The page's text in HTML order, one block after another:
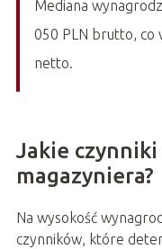
Mediana
050 PLN brutto, co
netto.
Jakie czynniki
magazyniera?
Na wysokość
czynników, które